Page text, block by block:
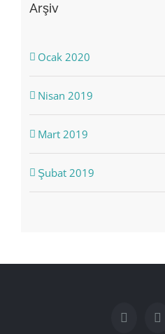
Arşiv
Ocak 2020
Nisan 2019
Mart 2019
Şubat 2019